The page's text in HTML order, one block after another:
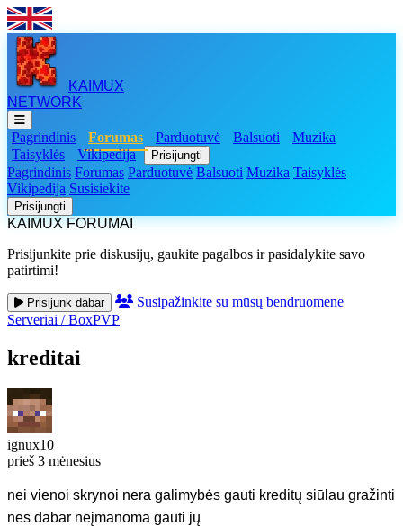
KAIMUX
NETWORK
Pagrindinis Forumas Parduotuvė Balsuoti
Muzika
Taisyklės
Vikipedija Prisijungti
Pagrindinis Forumas Parduotuvė Balsuoti Muzika Taisyklės
Vikipedija Susisiekite
Prisijungti
KAIMUX FORUMAI
Prisijunkite prie diskusijų, gaukite pagalbos ir pasidalykite savo
patirtimi!
Prisijunk dabar
Susipažinkite su mūsų bendruomene
Serveriai / BoxPVP
kreditai
ignux10
prieš 3 mėnesius
nei vienoi skrynoi nera galimybės gauti kreditų siūlau gražinti
nes dabar neįmanoma gauti jų